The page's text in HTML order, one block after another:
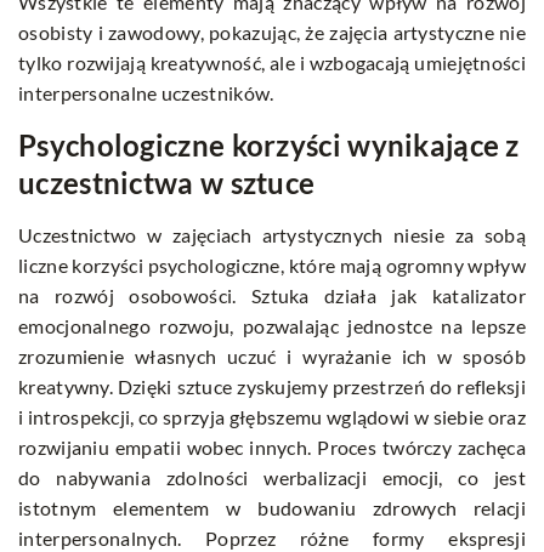
osobisty i zawodowy, pokazując, że zajęcia artystyczne nie
tylko rozwijają kreatywność, ale i wzbogacają umiejętności
interpersonalne uczestników.
Psychologiczne korzyści wynikające z
uczestnictwa w sztuce
Uczestnictwo w zajęciach artystycznych niesie za sobą
liczne korzyści psychologiczne, które mają ogromny wpływ
na rozwój osobowości. Sztuka działa jak katalizator
emocjonalnego rozwoju, pozwalając jednostce na lepsze
zrozumienie własnych uczuć i wyrażanie ich w sposób
kreatywny. Dzięki sztuce zyskujemy przestrzeń do refleksji
i introspekcji, co sprzyja głębszemu wglądowi w siebie oraz
rozwijaniu empatii wobec innych. Proces twórczy zachęca
do nabywania zdolności werbalizacji emocji, co jest
istotnym elementem w budowaniu zdrowych relacji
interpersonalnych. Poprzez różne formy ekspresji